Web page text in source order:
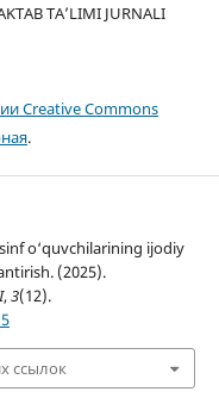
TA’LIMI JURNALI
Creative Commons
.
o‘quvchilarining ijodiy
(2025).
,3(12).
ссылок